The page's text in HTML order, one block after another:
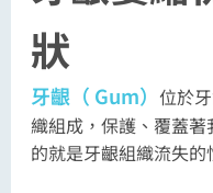
狀
牙齦（ Gum） 位於
織組成，保護、覆蓋
的就是牙齦組織流失的